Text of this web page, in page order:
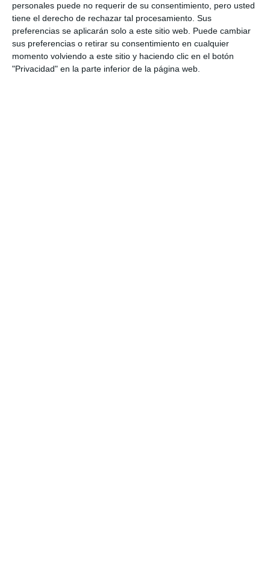
personales puede no requerir de su consentimiento, pero usted
tiene el derecho de rechazar tal procesamiento. Sus
preferencias se aplicarán solo a este sitio web. Puede cambiar
sus preferencias o retirar su consentimiento en cualquier
momento volviendo a este sitio y haciendo clic en el botón
"Privacidad" en la parte inferior de la página web.